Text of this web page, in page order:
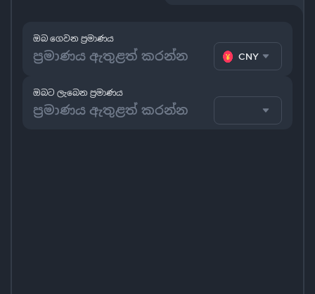
ඔබ ගෙවන ප්‍රමාණය
CNY
ඔබට ලැබෙන ප්‍රමාණය